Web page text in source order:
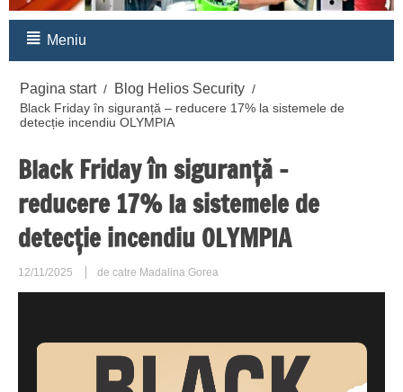
Meniu
Pagina start / Blog Helios Security /
Black Friday în siguranță – reducere 17% la sistemele de
detecție incendiu OLYMPIA
Black Friday în siguranță –
reducere 17% la sistemele de
detecție incendiu OLYMPIA
12/11/2025 de catre Madalina Gorea